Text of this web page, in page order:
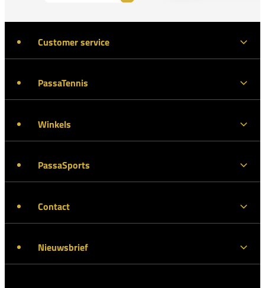
Customer service
PassaTennis
Winkels
PassaSports
Contact
Nieuwsbrief